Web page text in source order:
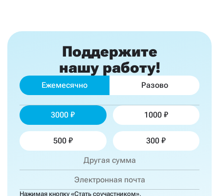
Поддержите
нашу работу!
Ежемесячно Разово
3000 1000
500 300
Нажимая кнопку «Стать соучастником»,